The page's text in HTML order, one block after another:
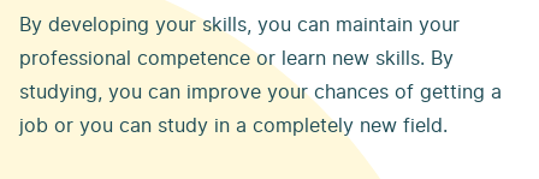
By developing your skills, you can maintain your
professional competence or learn new skills. By
studying, you can improve your chances of getting a
job or you can study in a completely new field.